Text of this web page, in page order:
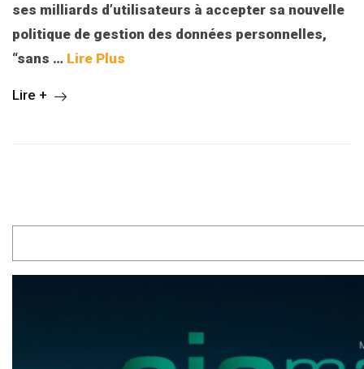
ses milliards d’utilisateurs à accepter sa nouvelle
politique de gestion des données personnelles,
“sans … Lire Plus
Lire +